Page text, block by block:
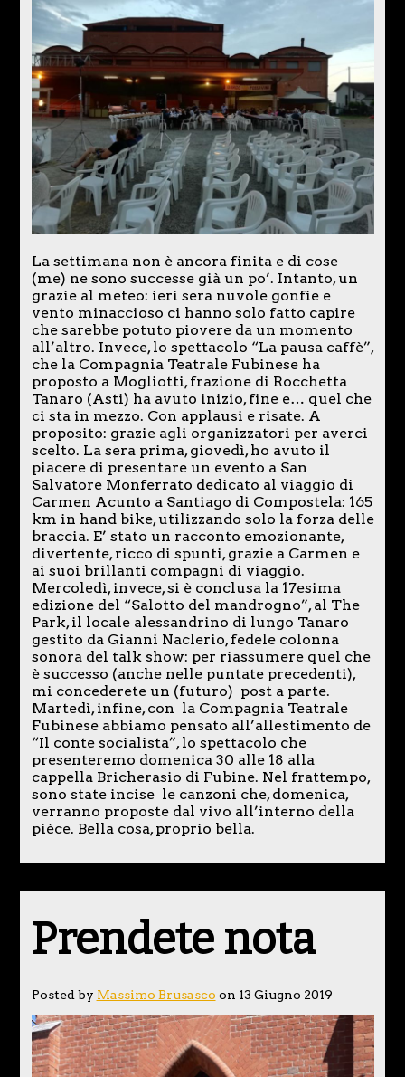
La settimana non è ancora finita e di cose
(me) ne sono successe già un po’. Intanto, un
grazie al meteo: ieri sera nuvole gonfie e
vento minaccioso ci hanno solo fatto capire
che sarebbe potuto piovere da un momento
all’altro. Invece, lo spettacolo “La pausa caffè”,
che la Compagnia Teatrale Fubinese ha
proposto a Mogliotti, frazione di Rocchetta
Tanaro (Asti) ha avuto inizio, fine e… quel che
ci sta in mezzo. Con applausi e risate. A
proposito: grazie agli organizzatori per averci
scelto. La sera prima, giovedì, ho avuto il
piacere di presentare un evento a San
Salvatore Monferrato dedicato al viaggio di
Carmen Acunto a Santiago di Compostela: 165
km in hand bike, utilizzando solo la forza delle
braccia. E’ stato un racconto emozionante,
divertente, ricco di spunti, grazie a Carmen e
ai suoi brillanti compagni di viaggio.
Mercoledì, invece, si è conclusa la 17esima
edizione del “Salotto del mandrogno”, al The
Park, il locale alessandrino di lungo Tanaro
gestito da Gianni Naclerio, fedele colonna
sonora del talk show: per riassumere quel che
è successo (anche nelle puntate precedenti),
mi concederete un (futuro) post a parte.
Martedì, infine, con la Compagnia Teatrale
Fubinese abbiamo pensato all’allestimento de
“Il conte socialista”, lo spettacolo che
presenteremo domenica 30 alle 18 alla
cappella Bricherasio di Fubine. Nel frattempo,
sono state incise le canzoni che, domenica,
verranno proposte dal vivo all’interno della
pièce. Bella cosa, proprio bella.
Prendete nota
Posted by Massimo Brusasco on 13 Giugno 2019